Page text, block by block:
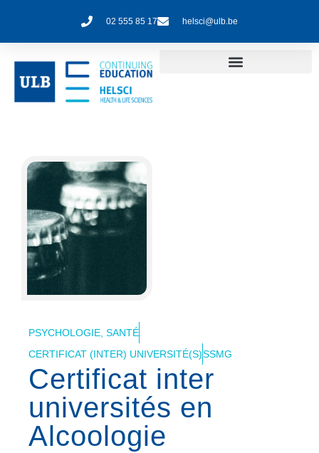
02 555 85 17 helsci@ulb.be
PSYCHOLOGIE, SANTÉ
CERTIFICAT (INTER) UNIVERSITÉ(S)SSMG
Certificat inter
universités en
Alcoologie